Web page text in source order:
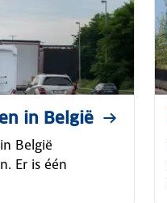
in België
België
Er is één